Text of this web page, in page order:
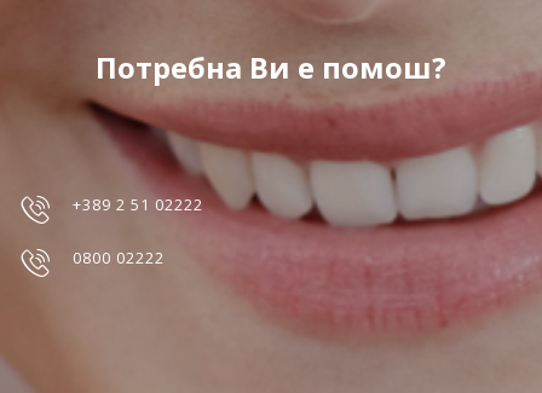
Потребна Ви е помош?
+389 2 51 02222
0800 02222